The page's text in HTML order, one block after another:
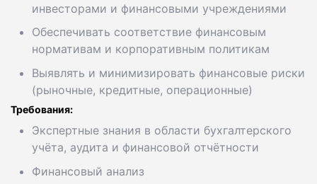
инвесторами и финансовыми учреждениями
Обеспечивать соответствие финансовым
нормативам и корпоративным политикам
Выявлять и минимизировать финансовые риски
(рыночные, кредитные, операционные)
Требования:
Экспертные знания в области бухгалтерского
учёта, аудита и финансовой отчётности
Финансовый анализ